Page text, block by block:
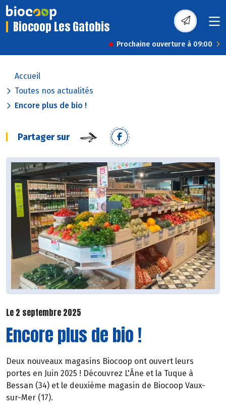
Biocoop Les Gatobis
Prochaine ouverture à 09:00
Accueil
Toutes nos actualités
Encore plus de bio !
Partager sur
Le 2 septembre 2025
Encore plus de bio !
Deux nouveaux magasins Biocoop ont ouvert leurs
portes en Juin 2025 ! Découvrez L'Âne et la Tuque à
Bessan (34) et le deuxième magasin de Biocoop Vaux-
sur-Mer (17).